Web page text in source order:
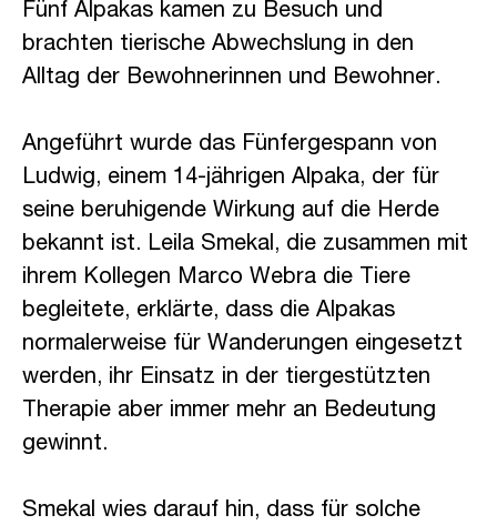
Fünf Alpakas kamen zu Besuch und
brachten tierische Abwechslung in den
Alltag der Bewohnerinnen und Bewohner.
Angeführt wurde das Fünfergespann von
Ludwig, einem 14-jährigen Alpaka, der für
seine beruhigende Wirkung auf die Herde
bekannt ist. Leila Smekal, die zusammen mit
ihrem Kollegen Marco Webra die Tiere
begleitete, erklärte, dass die Alpakas
normalerweise für Wanderungen eingesetzt
werden, ihr Einsatz in der tiergestützten
Therapie aber immer mehr an Bedeutung
gewinnt.
Smekal wies darauf hin, dass für solche